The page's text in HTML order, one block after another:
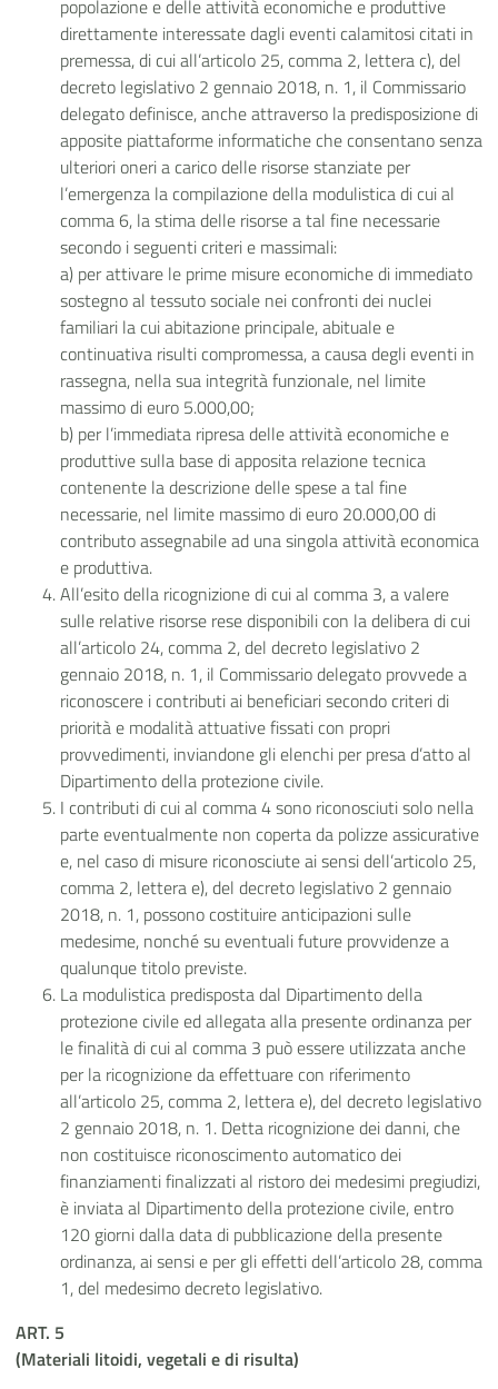
popolazione e delle attività economiche e produttive
direttamente interessate dagli eventi calamitosi citati in
premessa, di cui all’articolo 25, comma 2, lettera c), del
decreto legislativo 2 gennaio 2018, n. 1, il Commissario
delegato definisce, anche attraverso la predisposizione di
apposite piattaforme informatiche che consentano senza
ulteriori oneri a carico delle risorse stanziate per
l’emergenza la compilazione della modulistica di cui al
comma 6, la stima delle risorse a tal fine necessarie
secondo i seguenti criteri e massimali:
a) per attivare le prime misure economiche di immediato
sostegno al tessuto sociale nei confronti dei nuclei
familiari la cui abitazione principale, abituale e
continuativa risulti compromessa, a causa degli eventi in
rassegna, nella sua integrità funzionale, nel limite
massimo di euro 5.000,00;
b) per l’immediata ripresa delle attività economiche e
produttive sulla base di apposita relazione tecnica
contenente la descrizione delle spese a tal fine
necessarie, nel limite massimo di euro 20.000,00 di
contributo assegnabile ad una singola attività economica
e produttiva.
All’esito della ricognizione di cui al comma 3, a valere
sulle relative risorse rese disponibili con la delibera di cui
all’articolo 24, comma 2, del decreto legislativo 2
gennaio 2018, n. 1, il Commissario delegato provvede a
riconoscere i contributi ai beneficiari secondo criteri di
priorità e modalità attuative fissati con propri
provvedimenti, inviandone gli elenchi per presa d’atto al
Dipartimento della protezione civile.
I contributi di cui al comma 4 sono riconosciuti solo nella
parte eventualmente non coperta da polizze assicurative
e, nel caso di misure riconosciute ai sensi dell’articolo 25,
comma 2, lettera e), del decreto legislativo 2 gennaio
2018, n. 1, possono costituire anticipazioni sulle
medesime, nonché su eventuali future provvidenze a
qualunque titolo previste.
La modulistica predisposta dal Dipartimento della
protezione civile ed allegata alla presente ordinanza per
le finalità di cui al comma 3 può essere utilizzata anche
per la ricognizione da effettuare con riferimento
all’articolo 25, comma 2, lettera e), del decreto legislativo
2 gennaio 2018, n. 1. Detta ricognizione dei danni, che
non costituisce riconoscimento automatico dei
finanziamenti finalizzati al ristoro dei medesimi pregiudizi,
è inviata al Dipartimento della protezione civile, entro
120 giorni dalla data di pubblicazione della presente
ordinanza, ai sensi e per gli effetti dell’articolo 28, comma
1, del medesimo decreto legislativo.
ART. 5
(Materiali litoidi, vegetali e di risulta)